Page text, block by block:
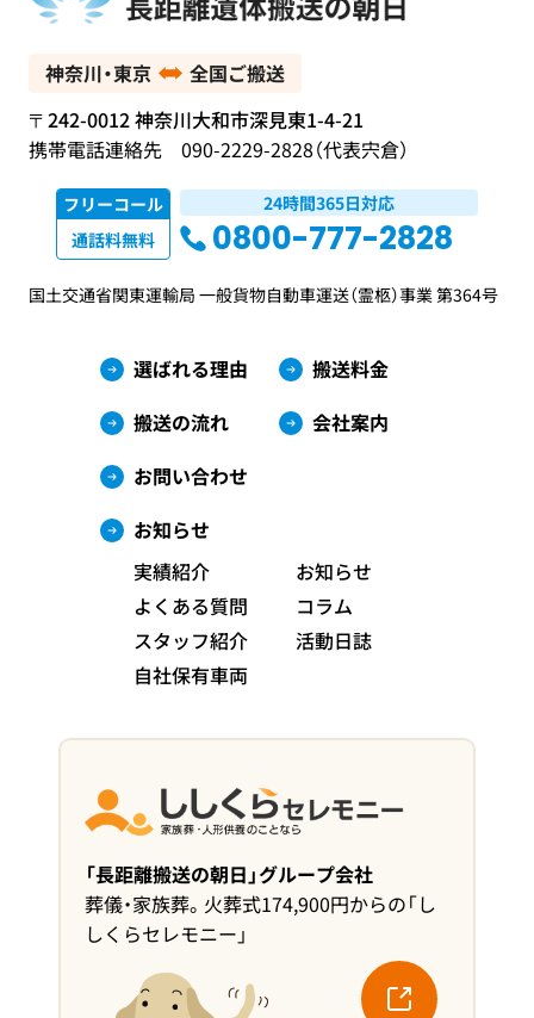
神奈川・東京
全国ご搬送
〒242-0012 神奈川大和市深見東1-4-21
携帯電話連絡先 090-2229-2828（代表宍倉）
フリーコール
通話料無料
24時間365日対応
0800-777-2828
国土交通省関東運輸局 一般貨物自動車運送（霊柩）事業 第364号
選ばれる理由
搬送料金
搬送の流れ
会社案内
お問い合わせ
お知らせ
実績紹介
お知らせ
よくある質問
コラム
スタッフ紹介
活動日誌
自社保有車両
「長距離搬送の朝日」グループ会社
葬儀・家族葬。火葬式174,900円からの「し
しくらセレモニー」